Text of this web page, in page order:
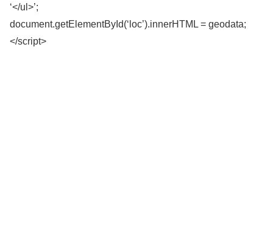
‘</ul>’;
document.getElementById(‘loc’).innerHTML = geodata;
</script>